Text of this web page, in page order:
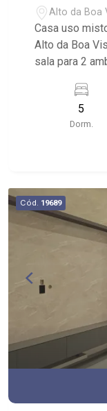
Alto da Boa
Casa uso
Alto da Boa Vista. - 5 dormitórios com
sala para 2
com
Garagem
serviço; -
5
Dorm.
Cód. 19689